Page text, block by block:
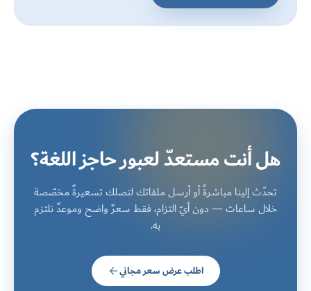
هل أنت مستعدّ لعبور حاجز اللغة؟
تحدّث إلينا مباشرةً أو أرسل ملفاتك لتصلك تسعيرةٌ مخصّصة
خلال ساعات — دون أيّ التزام، فقط سعرٌ واضح وموعدٌ نلتزم
به.
اطلب عرض سعر مجاني